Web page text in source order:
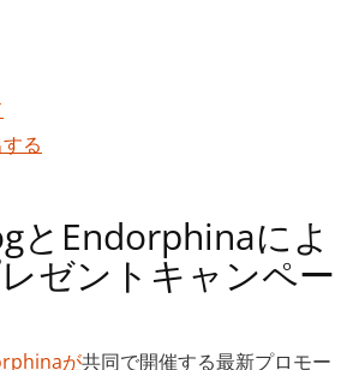
る
とEndorphinaによ
ゼントキャンペー
が共同で開催する最新プロモー